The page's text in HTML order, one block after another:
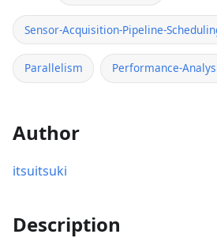
Sensor-Acquisition-Pipeline-
Parallelism Performance-
Author
itsuitsuki
Description